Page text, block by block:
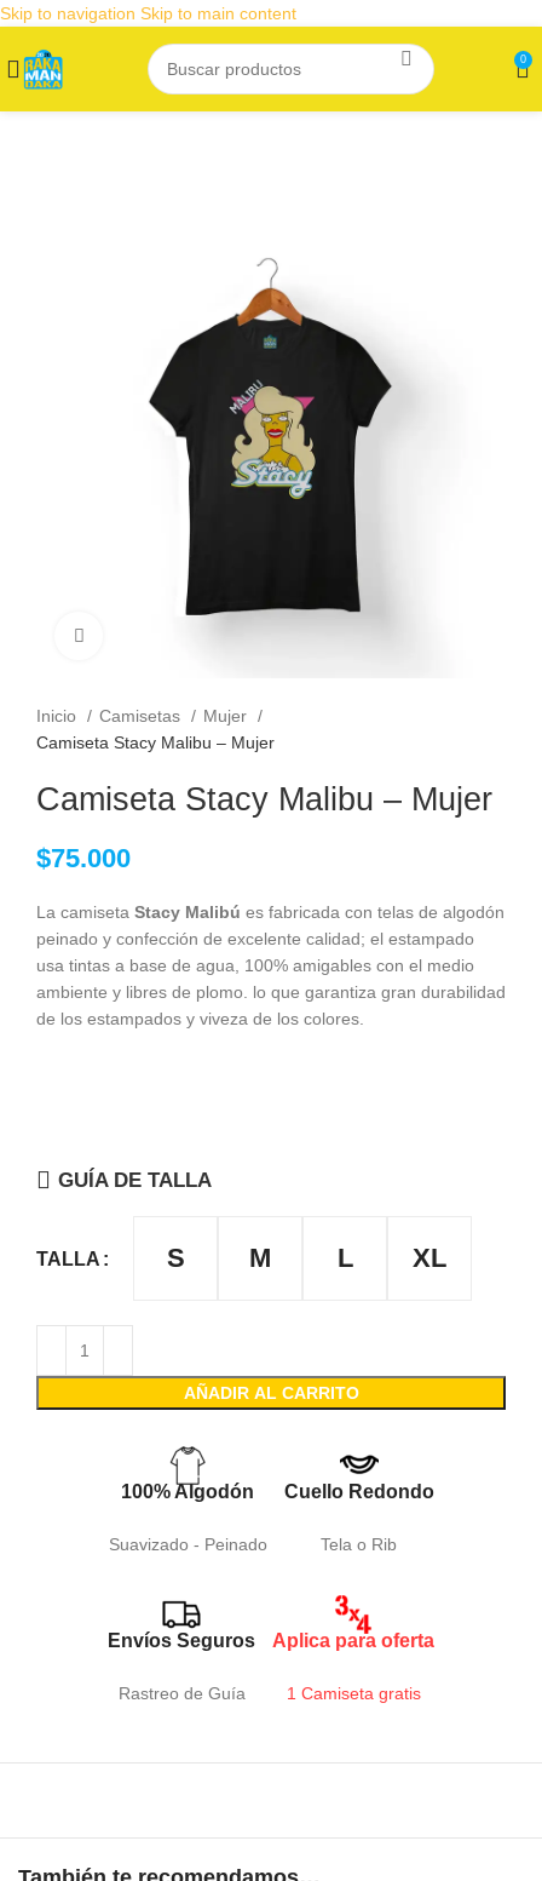
Skip to navigation Skip to main content
0
Inicio Camisetas
Mujer
Camiseta Stacy Malibu – Mujer
Camiseta Stacy Malibu – Mujer
$75.000
La camiseta Stacy Malibú es fabricada con telas de algodón
peinado y confección de excelente calidad; el estampado
usa tintas a base de agua, 100% amigables con el medio
ambiente y libres de plomo. lo que garantiza gran durabilidad
de los estampados y viveza de los colores.
GUÍA DE TALLA
TALLA S M L XL
AÑADIR AL CARRITO
100% Algodón
Suavizado - Peinado
Cuello Redondo
Tela o Rib
Envíos Seguros
Rastreo de Guía
Aplica para oferta
1 Camiseta gratis